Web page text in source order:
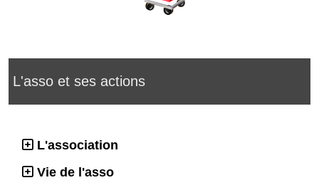
L'asso et ses actions
L'association
Vie de l'asso